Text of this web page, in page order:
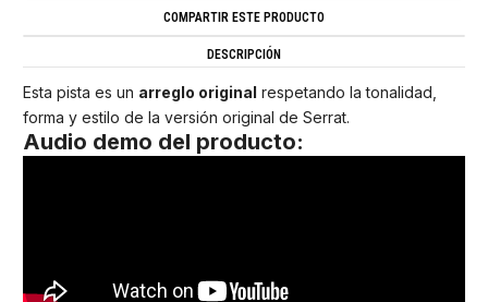
COMPARTIR ESTE PRODUCTO
DESCRIPCIÓN
Esta pista es un arreglo original respetando la tonalidad,
forma y estilo de la versión original de Serrat.
Audio demo del producto: